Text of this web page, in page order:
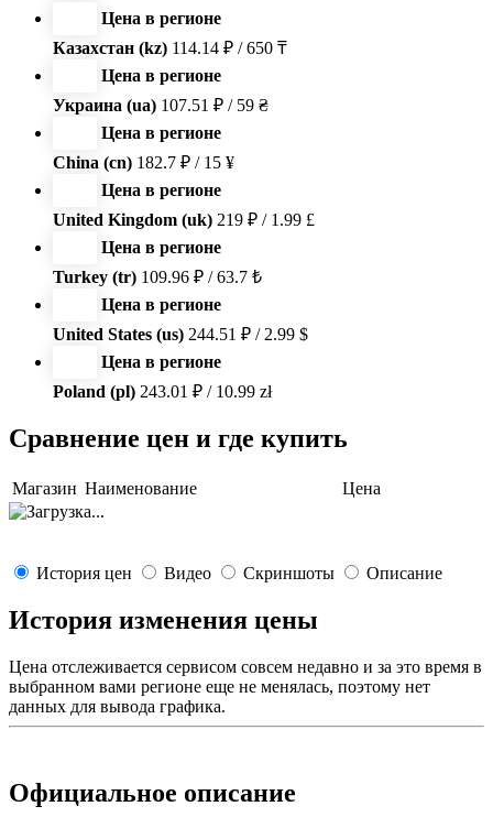
Цена в регионе
Казахстан (kz) 114.14 ₽ / 650 ₸
Цена в регионе
Украина (ua) 107.51 ₽ / 59 ₴
Цена в регионе
China (cn) 182.7 ₽ / 15 ¥
Цена в регионе
United Kingdom (uk) 219 ₽ / 1.99 £
Цена в регионе
Turkey (tr) 109.96 ₽ / 63.7 ₺
Цена в регионе
United States (us) 244.51 ₽ / 2.99 $
Цена в регионе
Poland (pl) 243.01 ₽ / 10.99 zł
Сравнение цен и где купить
Магазин Наименование Цена
История цен Видео Скриншоты Описание
История изменения цены
Цена отслеживается сервисом совсем недавно и за это время в
выбранном вами регионе еще не менялась, поэтому нет
данных для вывода графика.
Официальное описание